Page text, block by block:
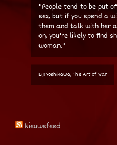
"People tend to be put
sex, but if you spend a
them and talk with her
on, you're likely to find
woman."
Eiji Yoshikawa, The Art of War
Nieuwsfeed